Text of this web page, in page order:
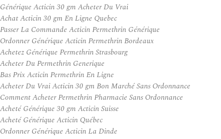
Générique Acticin 30 gm Acheter Du Vrai
Achat Acticin 30 gm En Ligne Quebec
Passer La Commande Acticin Permethrin Générique
Ordonner Générique Acticin Permethrin Bordeaux
Achetez Générique Permethrin Strasbourg
Acheter Du Permethrin Generique
Bas Prix Acticin Permethrin En Ligne
Acheter Du Vrai Acticin 30 gm Bon Marché Sans Ordonnance
Comment Acheter Permethrin Pharmacie Sans Ordonnance
Acheté Générique 30 gm Acticin Suisse
Acheté Générique Acticin Québec
Ordonner Générique Acticin La Dinde